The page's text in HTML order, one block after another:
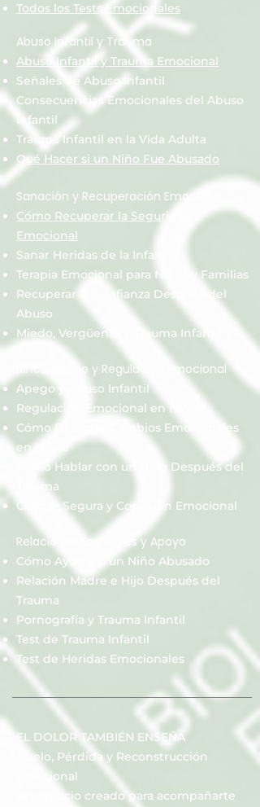
Todos los Tests Emocionales
Abuso Infantil y Trauma
Abuso Infantil y Trauma Emocional
Señales de Abuso Infantil
Consecuencias Emocionales del Abuso
Infantil
Trauma Infantil en la Vida Adulta
Qué Hacer si un Niño Fue Abusado
Sanación y Recuperación Emocional
Cómo Recuperar la Seguridad
Emocional
Sanar Heridas de la Infancia
Terapia Emocional para Niños y Familias
Recuperar la Confianza Después del
Abuso
Miedo, Vergüenza y Trauma Infantil
Niños, Apego y Regulación Emocional
Apego y Abuso Infantil
Regulación Emocional en Niños
Cómo Detectar Cambios Emocionales
en Niños
Cómo Hablar con un Niño Después del
Trauma
Crianza Segura y Conexión Emocional
Relaciones Familiares y Apoyo
Cómo Ayudar a un Niño Abusado
Relación Madre e Hijo Después del
Trauma
Pornografía y Trauma Infantil
Test de Trauma Infantil
Test de Heridas Emocionales
EL DOLOR TAMBIÉN ENSEÑA
Duelo, Pérdida y Reconstrucción
Emocional
Un espacio creado para acompañarte